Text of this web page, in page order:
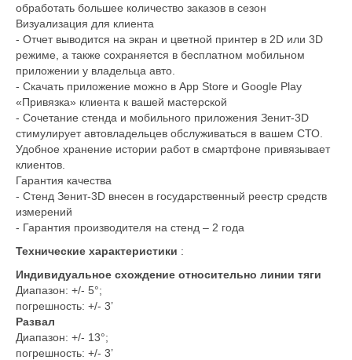
обработать большее количество заказов в сезон
Визуализация для клиента
- Отчет выводится на экран и цветной принтер в 2D или 3D
режиме, а также сохраняется в бесплатном мобильном
приложении у владельца авто.
- Скачать приложение можно в App Store и Google Play
«Привязка» клиента к вашей мастерской
- Сочетание стенда и мобильного приложения Зенит-3D
стимулирует автовладельцев обслуживаться в вашем СТО.
Удобное хранение истории работ в смартфоне привязывает
клиентов.
Гарантия качества
- Стенд Зенит-3D внесен в государственный реестр средств
измерений
- Гарантия производителя на стенд – 2 года
Технические характеристики :
Индивидуальное схождение относительно линии тяги
Диапазон: +/- 5°;
погрешность: +/- 3’
Развал
Диапазон: +/- 13°;
погрешность: +/- 3’